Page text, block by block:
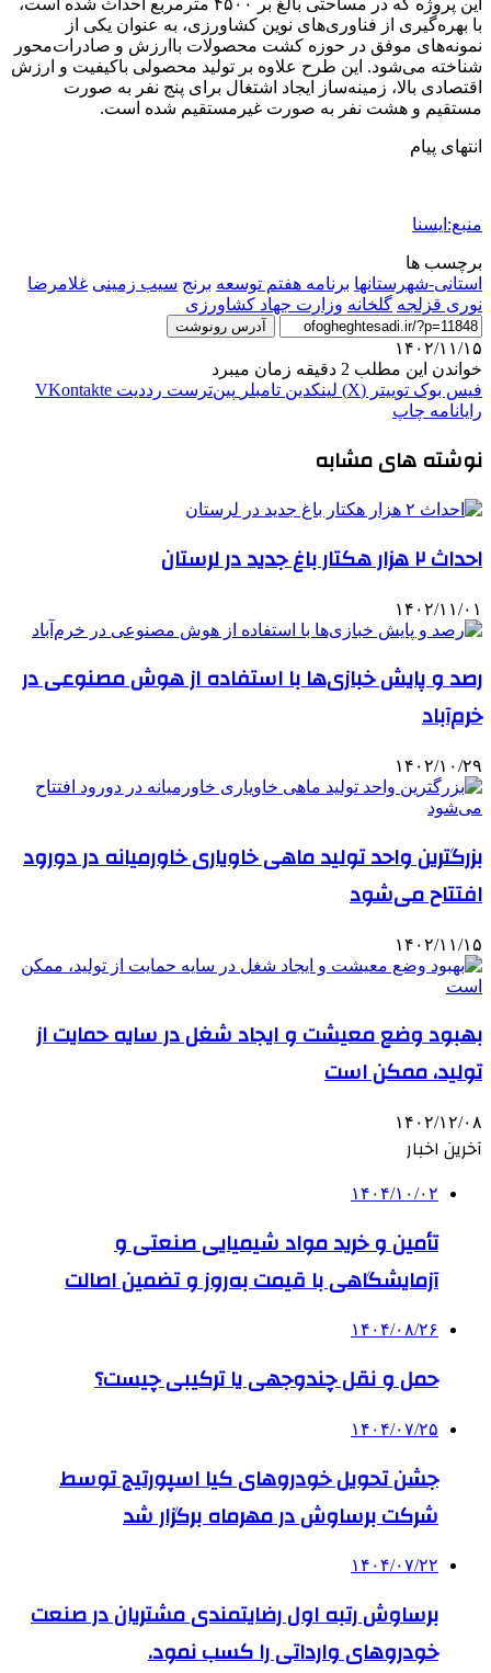
با بهره‌گیری از فناوری‌های نوین کشاورزی، به عنوان یکی از
نمونه‌های موفق در حوزه کشت محصولات باارزش و صادرات‌محور
شناخته می‌شود. این طرح علاوه بر تولید محصولی باکیفیت و ارزش
اقتصادی بالا، زمینه‌ساز ایجاد اشتغال برای پنج نفر به صورت
مستقیم و هشت نفر به صورت غیرمستقیم شده است.
انتهای پیام
منبع:ایسنا
برچسب ها
استانی-شهرستانها برنامه هفتم توسعه برنج سیب زمینی غلامرضا
نوری قزلجه گلخانه وزارت جهاد كشاورزی
آدرس رونوشت
۱۴۰۲/۱۱/۱۵
خواندن این مطلب 2 دقیقه زمان میبرد
فیس بوک توییتر (X) لینکدین ‫تامبلر ‫پین‌ترست ‫رددیت ‫VKontakte
رایانامه چاپ
نوشته های مشابه
احداث ۲ هزار هکتار باغ جدید در لرستان
۱۴۰۲/۱۱/۰۱
رصد و پایش خبازی‌ها با استفاده از هوش مصنوعی در
خرم‌آباد
۱۴۰۲/۱۰/۲۹
بزرگترین واحد تولید ماهی خاویاری خاورمیانه در دورود
افتتاح می‌شود
۱۴۰۲/۱۱/۱۵
بهبود وضع معیشت و ایجاد شغل در سایه حمایت از
تولید، ممکن است
۱۴۰۲/۱۲/۰۸
آخرین اخبار
۱۴۰۴/۱۰/۰۲
تأمین و خرید مواد شیمیایی صنعتی و
آزمایشگاهی با قیمت به‌روز و تضمین اصالت
۱۴۰۴/۰۸/۲۶
حمل و نقل چندوجهی یا ترکیبی چیست؟
۱۴۰۴/۰۷/۲۵
جشن تحویل خودروهای کیا اسپورتیج توسط
شرکت برساوش در مهرماه برگزار شد
۱۴۰۴/۰۷/۲۲
برساوش رتبه اول رضایتمندی مشتریان در صنعت
خودروهای وارداتی را کسب نمود.